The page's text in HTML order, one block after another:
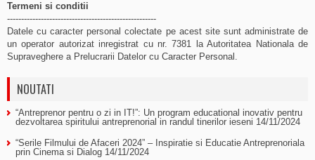
Termeni si conditii
-----------------------------------------------------
Datele cu caracter personal colectate pe acest site sunt administrate de
un operator autorizat inregistrat cu nr. 7381 la Autoritatea Nationala de
Supraveghere a Prelucrarii Datelor cu Caracter Personal.
NOUTATI
“Antreprenor pentru o zi in IT!”: Un program educational inovativ pentru
dezvoltarea spiritului antreprenorial in randul tinerilor ieseni 14/11/2024
“Serile Filmului de Afaceri 2024” – Inspiratie si Educatie Antreprenoriala
prin Cinema si Dialog 14/11/2024